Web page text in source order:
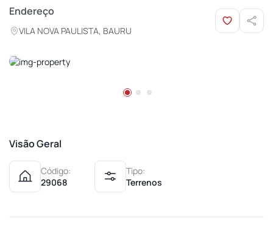
Endereço
VILA NOVA PAULISTA, BAURU
Visão Geral
Código:
29068
Tipo:
Terrenos